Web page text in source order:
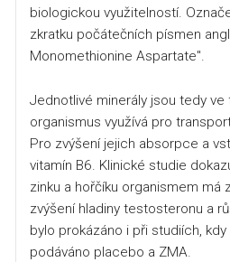
biologickou využitelností.
zkratku počátečních písmen
Monomethionine Aspartate".
Jednotlivé minerály jsou tedy
organismus využívá pro
Pro zvýšení jejich absorpce a
vitamín B6. Klinické studie
zinku a hořčíku organismem má
zvýšení hladiny testosteronu a
bylo prokázáno i při studiích,
podáváno placebo a ZMA.